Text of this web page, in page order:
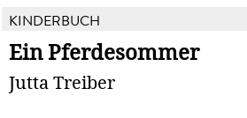
KINDERBUCH
Ein Pferdesommer
Jutta Treiber